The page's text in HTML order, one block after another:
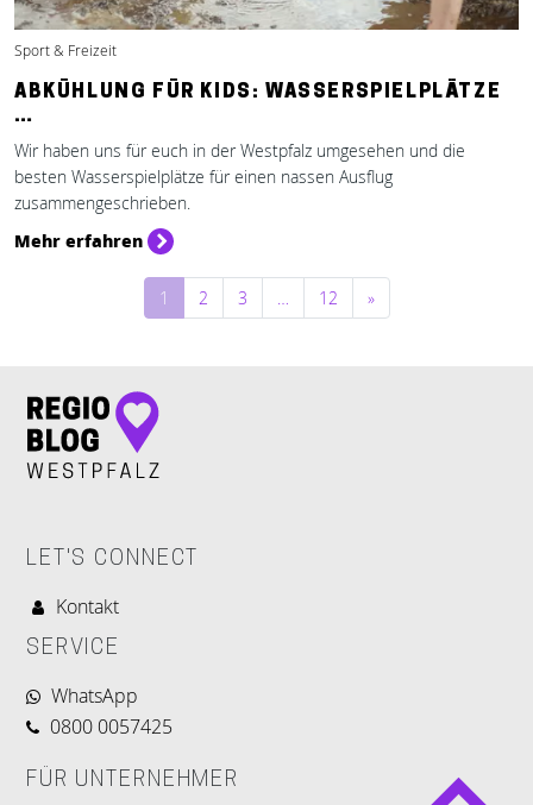
Sport & Freizeit
ABKÜHLUNG FÜR KIDS: WASSERSPIELPLÄTZE
…
Wir haben uns für euch in der Westpfalz umgesehen und die
besten Wasserspielplätze für einen nassen Ausflug
zusammengeschrieben.
Mehr erfahren
Beitragsnavigation
1 2 3 … 12 »
LET'S CONNECT
Kontakt
SERVICE
WhatsApp
0800 0057425
FÜR UNTERNEHMER